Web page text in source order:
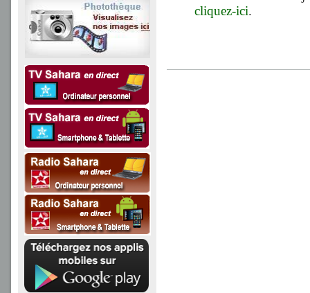
cliquez-ici.